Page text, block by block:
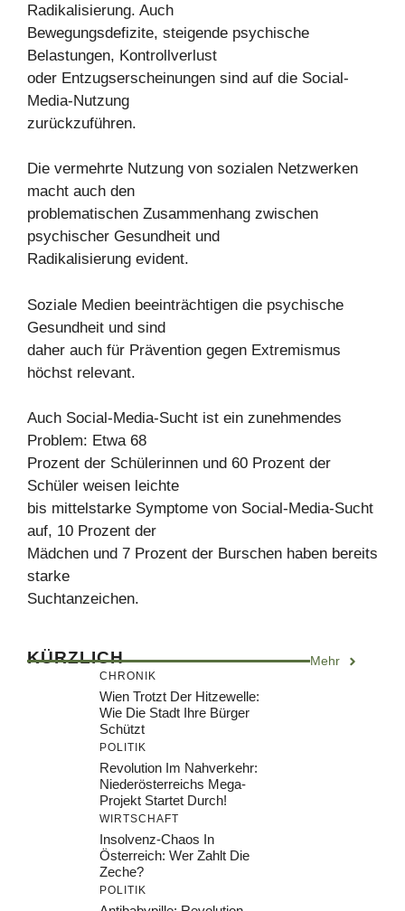
Radikalisierung. Auch
Bewegungsdefizite, steigende psychische
Belastungen, Kontrollverlust
oder Entzugserscheinungen sind auf die Social-
Media-Nutzung
zurückzuführen.
Die vermehrte Nutzung von sozialen Netzwerken
macht auch den
problematischen Zusammenhang zwischen
psychischer Gesundheit und
Radikalisierung evident.
Soziale Medien beeinträchtigen die psychische
Gesundheit und sind
daher auch für Prävention gegen Extremismus
höchst relevant.
Auch Social-Media-Sucht ist ein zunehmendes
Problem: Etwa 68
Prozent der Schülerinnen und 60 Prozent der
Schüler weisen leichte
bis mittelstarke Symptome von Social-Media-Sucht
auf, 10 Prozent der
Mädchen und 7 Prozent der Burschen haben bereits
starke
Suchtanzeichen.
KÜRZLICH Mehr
CHRONIK
Wien Trotzt Der Hitzewelle:
Wie Die Stadt Ihre Bürger
Schützt
POLITIK
Revolution Im Nahverkehr:
Niederösterreichs Mega-
Projekt Startet Durch!
WIRTSCHAFT
Insolvenz-Chaos In
Österreich: Wer Zahlt Die
Zeche?
POLITIK